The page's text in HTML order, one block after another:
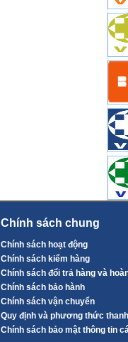
Chính sách chung
Chính sách hoạt động
Chính sách kiểm hàng
Chính sách đổi trả hàng và
Chính sách bảo hành
Chính sách vận chuyển
Quy định và phương thức
Chính sách bảo mật thông tin